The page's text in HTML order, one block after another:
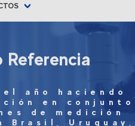
Referencia
año haciendo
en conjunto
de medición
Brasil, Uruguay,